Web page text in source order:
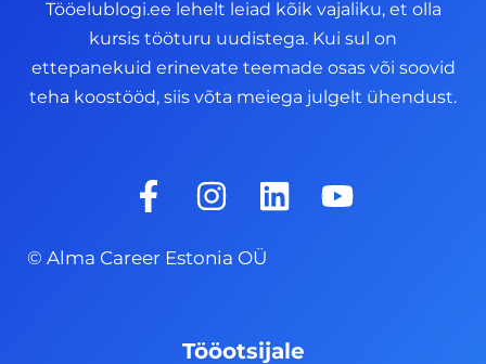
Tööelublogi.ee lehelt leiad kõik vajaliku, et olla
kursis tööturu uudistega. Kui sul on
ettepanekuid erinevate teemade osas või soovid
teha koostööd, siis võta meiega julgelt ühendust.
F
a
e
I
n
s
t
g
L
i
d
Y
o
© Alma Career Estonia OÜ
Tööotsijale